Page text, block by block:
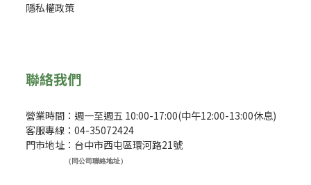
隱私權政策
聯絡我們
營業時間：週一至週五 10:00-17:00(中午12:00-13:00休息)
客服專線：04-35072424
門市地址：台中市西屯區環河路21號
（同公司聯絡地址）